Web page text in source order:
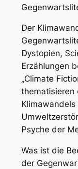
Der
Dystopien,
Erzählungen
„Climate
thematisieren
Psyche der
Was ist die
der